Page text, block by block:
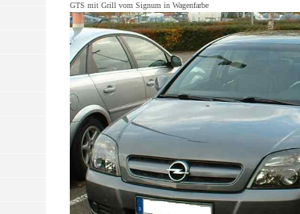
GTS mit Grill vom Signum in Wagenfarbe